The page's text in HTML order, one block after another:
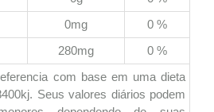
0mg
0 %
280mg
0 %
com base em uma dieta
Seus valores diários podem